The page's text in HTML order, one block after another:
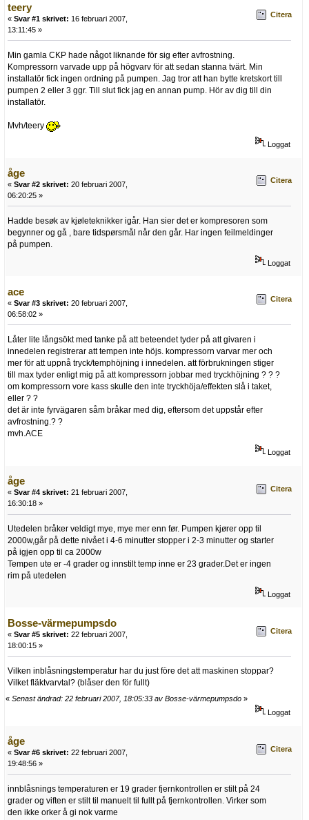
teery
« Svar #1 skrivet: 16 februari 2007,
13:11:45 »
Citera
Min gamla CKP hade något liknande för sig efter avfrostning.
Kompressorn varvade upp på högvarv för att sedan stanna tvärt. Min
installatör fick ingen ordning på pumpen. Jag tror att han bytte kretskort till
pumpen 2 eller 3 ggr. Till slut fick jag en annan pump. Hör av dig till din
installatör.
Mvh/teery
Loggat
åge
« Svar #2 skrivet: 20 februari 2007,
06:20:25 »
Citera
Hadde besøk av kjøleteknikker igår. Han sier det er kompresoren som
begynner og gå , bare tidspørsmål når den går. Har ingen feilmeldinger
på pumpen.
Loggat
ace
« Svar #3 skrivet: 20 februari 2007,
06:58:02 »
Citera
Låter lite långsökt med tanke på att beteendet tyder på att givaren i
innedelen registrerar att tempen inte höjs. kompressorn varvar mer och
mer för att uppnå tryck/temphöjning i innedelen. att förbrukningen stiger
till max tyder enligt mig på att kompressorn jobbar med tryckhöjning ? ? ?
om kompressorn vore kass skulle den inte tryckhöja/effekten slå i taket,
eller ? ?
det är inte fyrvägaren såm bråkar med dig, eftersom det uppstår efter
avfrostning.? ?
mvh.ACE
Loggat
åge
« Svar #4 skrivet: 21 februari 2007,
16:30:18 »
Citera
Utedelen bråker veldigt mye, mye mer enn før. Pumpen kjører opp til
2000w,går på dette nivået i 4-6 minutter stopper i 2-3 minutter og starter
på igjen opp til ca 2000w
Tempen ute er -4 grader og innstilt temp inne er 23 grader.Det er ingen
rim på utedelen
Loggat
Bosse-värmepumpsdo
« Svar #5 skrivet: 22 februari 2007,
18:00:15 »
Citera
Vilken inblåsningstemperatur har du just före det att maskinen stoppar?
Vilket fläktvarvtal? (blåser den för fullt)
« Senast ändrad: 22 februari 2007, 18:05:33 av Bosse-värmepumpsdo »
Loggat
åge
« Svar #6 skrivet: 22 februari 2007,
19:48:56 »
Citera
innblåsnings temperaturen er 19 grader fjernkontrollen er stilt på 24
grader og viften er stilt til manuelt til fullt på fjernkontrollen. Virker som
den ikke orker å gi nok varme